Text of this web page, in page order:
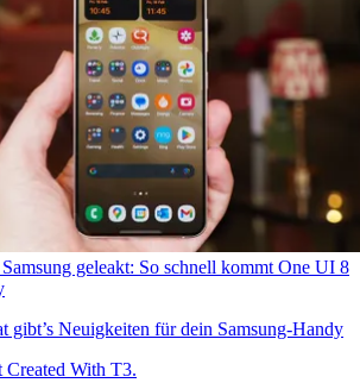
geleakt: So schnell kommt One UI 8
gibt’s Neuigkeiten für dein Samsung-Handy
Created With T3.